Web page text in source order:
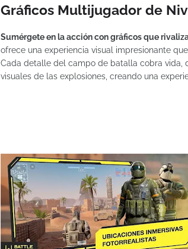
Gráficos Multijugador de
Sumérgete en la acción con gráficos que
ofrece una experiencia visual impresionante
Cada detalle del campo de batalla cobra vida,
visuales de las explosiones, creando una